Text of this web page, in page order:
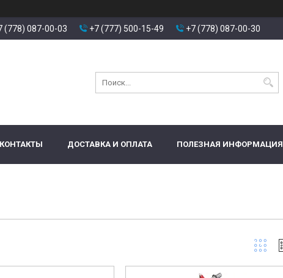
(778) 087-00-03 +7 (777) 500-15-49 +7 (778) 087-00-30
КОНТАКТЫ ДОСТАВКА И ОПЛАТА ПОЛЕЗНАЯ ИНФОРМАЦИЯ